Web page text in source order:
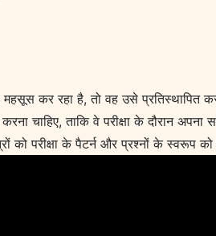
महसूस कर रहा है, तो वह उसे
चाहिए, ताकि वे परीक्षा के दौरान
को परीक्षा के पैटर्न और प्रश्नों के स्वरूप